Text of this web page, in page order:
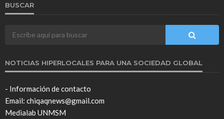
BUSCAR
NOTICIAS HIPERLOCALES PARA UNA SOCIEDAD GLOBAL
- Información de contacto
Email: chiqaqnews@gmail.com
Medialab UNMSM